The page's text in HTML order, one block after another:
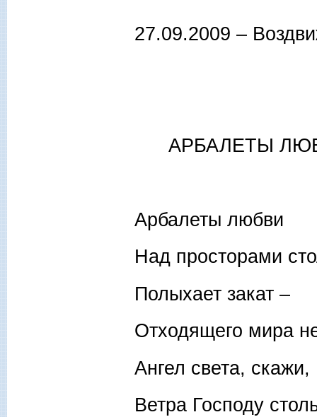
27.09.2009 –
АРБАЛЕТЫ
Арбалеты любви
Над просторами
Полыхает закат –
Отходящего мира
Ангел света, скажи,
Ветра Господу